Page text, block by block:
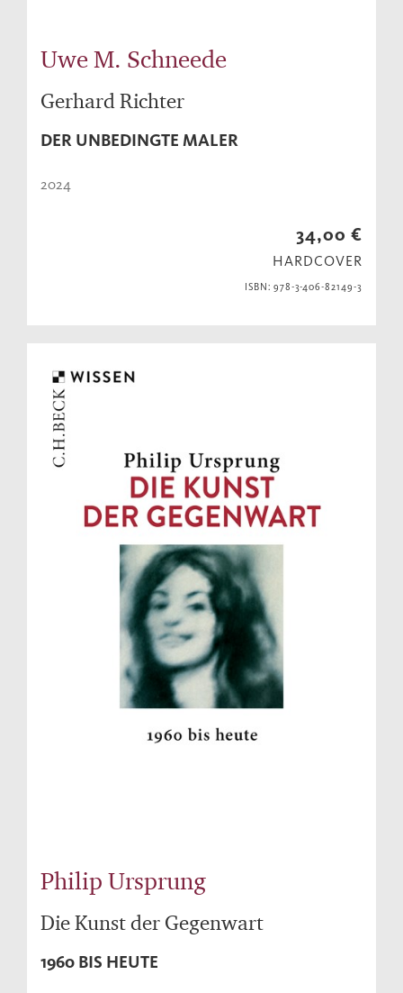
Uwe M. Schneede
Gerhard Richter
DER UNBEDINGTE MALER
2024
34,00 €
HARDCOVER
ISBN: 978-3-406-82149-3
Philip Ursprung
Die Kunst der Gegenwart
1960 BIS HEUTE